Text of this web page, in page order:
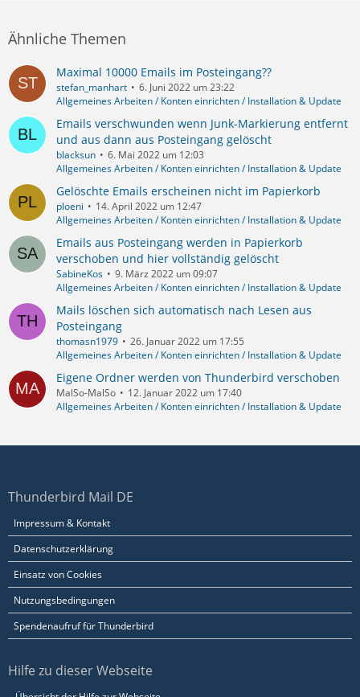
Ähnliche Themen
Maximal 10000 Emails im Posteingang??
stefan_manhart
6. Juni 2022 um 23:22
Allgemeines Arbeiten / Konten einrichten / Installation & Update
Emails verschwunden wenn Junk-Markierung entfernt
und aus dann aus Posteingang gelöscht
blacksun
6. Mai 2022 um 12:03
Allgemeines Arbeiten / Konten einrichten / Installation & Update
Gelöschte Emails erscheinen nicht im Papierkorb
ploeni
14. April 2022 um 12:47
Allgemeines Arbeiten / Konten einrichten / Installation & Update
Emails aus Posteingang werden in Papierkorb
verschoben und hier vollständig gelöscht
SabineKos
9. März 2022 um 09:07
Allgemeines Arbeiten / Konten einrichten / Installation & Update
Mails löschen sich automatisch nach Lesen aus
Posteingang
thomasn1979
26. Januar 2022 um 17:55
Allgemeines Arbeiten / Konten einrichten / Installation & Update
Eigene Ordner werden von Thunderbird verschoben
MalSo-MalSo
12. Januar 2022 um 17:40
Allgemeines Arbeiten / Konten einrichten / Installation & Update
Thunderbird Mail DE
Impressum & Kontakt
Datenschutzerklärung
Einsatz von Cookies
Nutzungsbedingungen
Spendenaufruf für Thunderbird
Hilfe zu dieser Webseite